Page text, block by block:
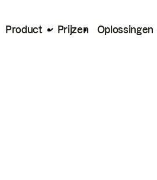
Product Prijzen Oplossingen